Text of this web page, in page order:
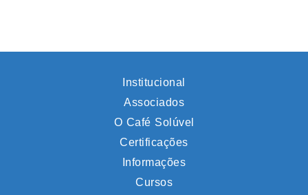
Institucional
Associados
O Café Solúvel
Certificações
Informações
Cursos